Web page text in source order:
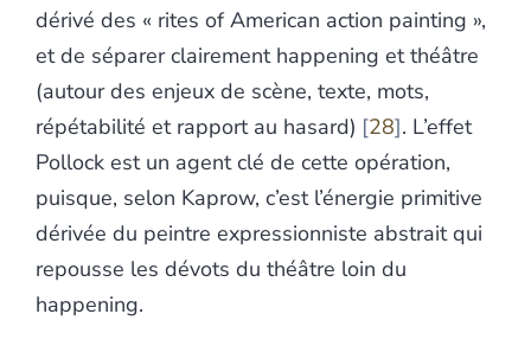
dérivé des « rites of American action painting »,
et de séparer clairement happening et théâtre
(autour des enjeux de scène, texte, mots,
répétabilité et rapport au hasard) 28 . L’effet
Pollock est un agent clé de cette opération,
puisque, selon Kaprow, c’est l’énergie primitive
dérivée du peintre expressionniste abstrait qui
repousse les dévots du théâtre loin du
happening.